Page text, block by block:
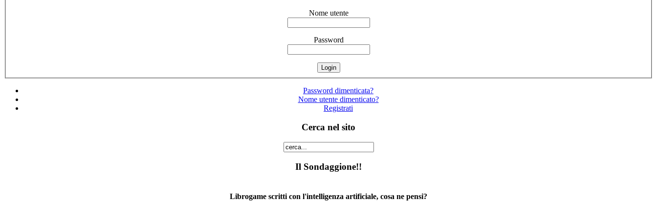
Nome utente
Password
Password dimenticata?
Nome utente dimenticato?
Registrati
Cerca nel sito
Il Sondaggione!!
Librogame scritti con l'intelligenza artificiale, cosa ne pensi?